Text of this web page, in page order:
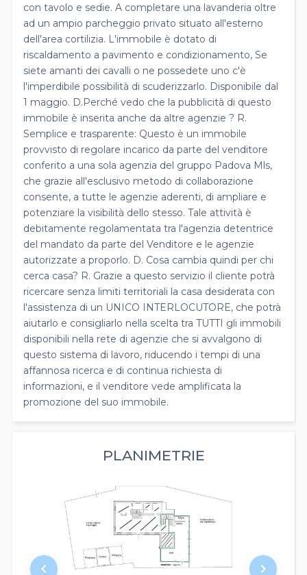
con tavolo e sedie. A completare una lavanderia oltre
ad un ampio parcheggio privato situato all'esterno
dell'area cortilizia. L'immobile è dotato di
riscaldamento a pavimento e condizionamento, Se
siete amanti dei cavalli o ne possedete uno c'è
l'imperdibile possibilità di scuderizzarlo. Disponibile dal
1 maggio. D.Perché vedo che la pubblicità di questo
immobile è inserita anche da altre agenzie ? R.
Semplice e trasparente: Questo è un immobile
provvisto di regolare incarico da parte del venditore
conferito a una sola agenzia del gruppo Padova Mls,
che grazie all'esclusivo metodo di collaborazione
consente, a tutte le agenzie aderenti, di ampliare e
potenziare la visibilità dello stesso. Tale attività è
debitamente regolamentata tra l'agenzia detentrice
del mandato da parte del Venditore e le agenzie
autorizzate a proporlo. D. Cosa cambia quindi per chi
cerca casa? R. Grazie a questo servizio il cliente potrà
ricercare senza limiti territoriali la casa desiderata con
l'assistenza di un UNICO INTERLOCUTORE, che potrà
aiutarlo e consigliarlo nella scelta tra TUTTI gli immobili
disponibili nella rete di agenzie che si avvalgono di
questo sistema di lavoro, riducendo i tempi di una
affannosa ricerca e di continua richiesta di
informazioni, e il venditore vede amplificata la
promozione del suo immobile.
PLANIMETRIE
keyboard_arrow_left keyboard_arrow_right